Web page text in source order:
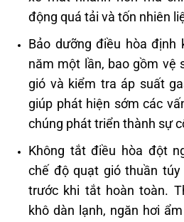
động quá tải và tốn nhiên
Bảo dưỡng điều hòa định
năm một lần, bao gồm vệ
gió và kiểm tra áp suất
giúp phát hiện sớm các
chúng phát triển thành sự
Không tắt điều hòa đột
chế độ quạt gió thuần
trước khi tắt hoàn toàn.
khô dàn lạnh, ngăn hơi